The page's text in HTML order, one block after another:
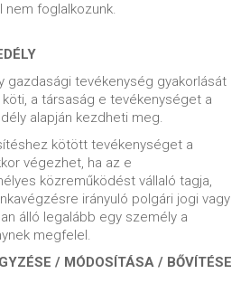
nem foglalkozunk.
gazdasági tevékenység gyakorlását
a társaság e tevékenységet a
alapján kezdheti meg.
kötött tevékenységet a
végezhet, ha az e
közreműködést vállaló tagja,
irányuló polgári jogi vagy
álló legalább egy személy a
megfelel.
/ MÓDOSÍTÁSA / BŐVÍTÉSE